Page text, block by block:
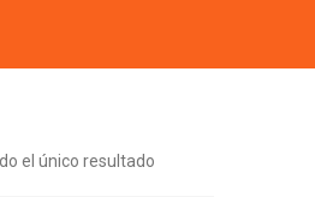
el único resultado